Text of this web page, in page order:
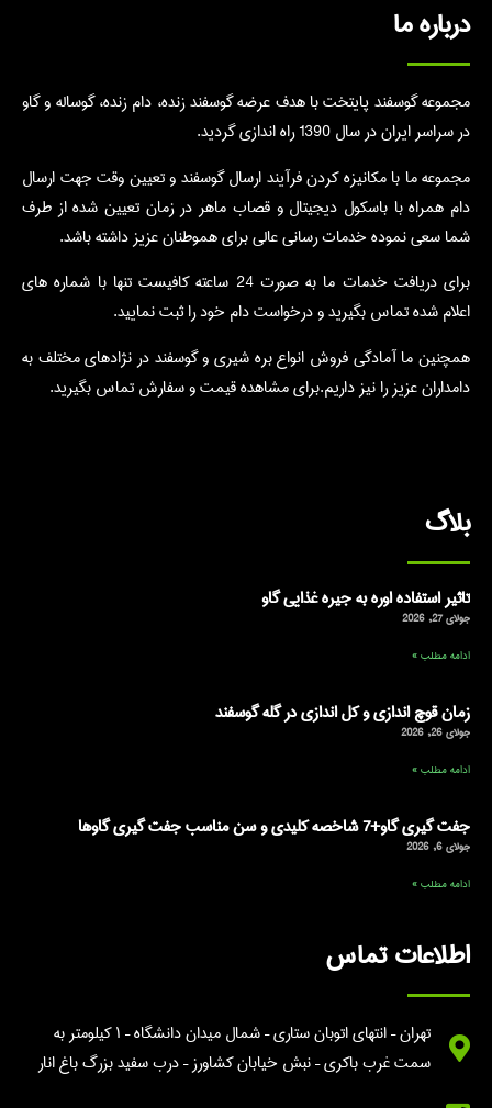
درباره ما
مجموعه گوسفند پایتخت با هدف عرضه گوسفند زنده، دام زنده، گوساله و گاو
در سراسر ایران در سال 1390 راه اندازی گردید.
مجموعه ما با مکانیزه کردن فرآیند ارسال گوسفند و تعیین وقت جهت ارسال
دام همراه با باسکول دیجیتال و قصاب ماهر در زمان تعیین شده از طرف
شما سعی نموده خدمات رسانی عالی برای هموطنان عزیز داشته باشد.
برای دریافت خدمات ما به صورت 24 ساعته کافیست تنها با شماره های
اعلام شده تماس بگیرید و درخواست دام خود را ثبت نمایید.
همچنین ما آمادگی فروش انواع بره شیری و گوسفند در نژادهای مختلف به
دامداران عزیز را نیز داریم.برای مشاهده قیمت و سفارش تماس بگیرید.
بلاگ
تاثیر استفاده اوره به جیره غذایی گاو
جولای 27, 2026
ادامه مطلب »
زمان قوچ اندازی و کل اندازی در گله گوسفند
جولای 26, 2026
ادامه مطلب »
جفت گیری گاو+7 شاخصه کلیدی و سن مناسب جفت گیری گاوها
جولای 6, 2026
ادامه مطلب »
اطلاعات تماس
تهران – انتهای اتوبان ستاری – شمال میدان دانشگاه – ۱ کیلومتر به
سمت غرب باکری – نبش خیابان کشاورز – درب سفید بزرگ باغ انار